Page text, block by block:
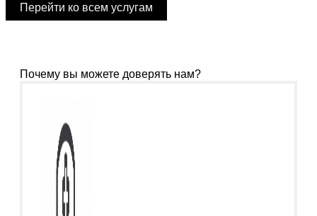
Перейти ко всем услугам
Почему вы можете доверять нам?